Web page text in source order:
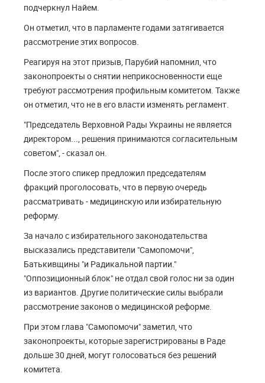
подчеркнул Найем.
Он отметил, что в парламенте годами затягивается
рассмотрение этих вопросов.
Реагируя на этот призыв, Парубий напомнил, что
законопроекты о снятии неприкосновенности еще
требуют рассмотрения профильным комитетом. Также
он отметил, что не в его власти изменять регламент.
"Председатель Верховной Рады Украины не является
директором..., решения принимаются согласительным
советом", - сказал он.
После этого спикер предложил председателям
фракций проголосовать, что в первую очередь
рассматривать - медицинскую или избирательную
реформу.
За начало с избирательного законодательства
высказались представители "Самопомочи",
Батькивщины "и Радикальной партии."
"Оппозиционный блок" не отдал свой голос ни за один
из вариантов. Другие политические силы выбрали
рассмотрение законов о медицинской реформе.
При этом глава "Самопомочи" заметил, что
законопроекты, которые зарегистрированы в Раде
дольше 30 дней, могут голосоваться без решений
комитета.